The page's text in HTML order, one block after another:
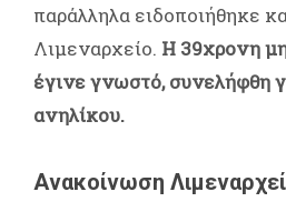
παράλληλα ειδοποιήθηκε
Λιμεναρχείο. Η 39χρονη
έγινε γνωστό, συνελήφθη
ανηλίκου.
Ανακοίνωση